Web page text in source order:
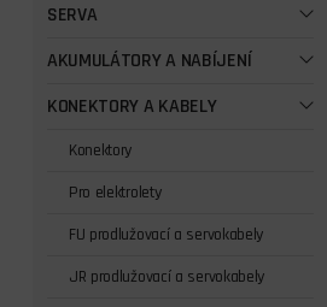
SERVA
AKUMULÁTORY A NABÍJENÍ
KONEKTORY A KABELY
Konektory
Pro elektrolety
FU prodlužovací a servokabely
JR prodlužovací a servokabely